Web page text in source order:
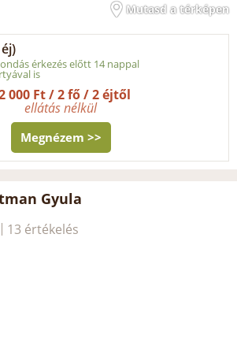
Mutasd a térképen
érkezés előtt 14 nappal
is
000 Ft / 2 fő / 2 éjtől
ellátás nélkül
Megnézem >>
Gyula
13 értékelés